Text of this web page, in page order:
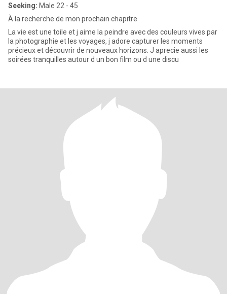
Seeking: Male 22 - 45
À la recherche de mon prochain chapitre
La vie est une toile et j aime la peindre avec des couleurs vives par
la photographie et les voyages, j adore capturer les moments
précieux et découvrir de nouveaux horizons. J aprecie aussi les
soirées tranquilles autour d un bon film ou d une discu